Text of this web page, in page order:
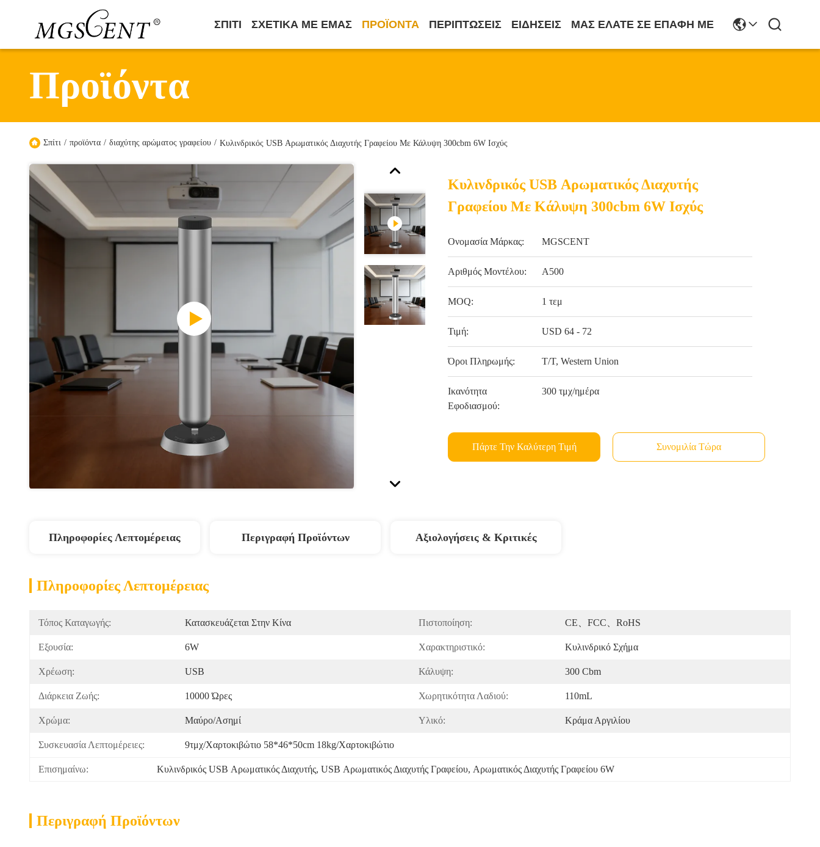
ΣΠΊΤΙ ΣΧΕΤΙΚΆ ΜΕ ΕΜΆΣ ΠΡΟΪΌΝΤΑ ΠΕΡΙΠΤΏΣΕΙΣ ΕΙΔΉΣΕΙΣ ΜΑΣ ΕΛΆΤΕ ΣΕ ΕΠΑΦΉ ΜΕ
Προϊόντα
Σπίτι / προϊόντα / διαχύτης αρώματος γραφείου / Κυλινδρικός USB Αρωματικός Διαχυτής Γραφείου Με Κάλυψη 300cbm 6W Ισχύς
Κυλινδρικός USB Αρωματικός Διαχυτής
Γραφείου Με Κάλυψη 300cbm 6W Ισχύς
Ονομασία Μάρκας: MGSCENT
Αριθμός Μοντέλου: Α500
MOQ: 1 τεμ
Τιμή: USD 64 - 72
Όροι Πληρωμής: T/T, Western Union
Ικανότητα
Εφοδιασμού:
300 τμχ/ημέρα
Πάρτε Την Καλύτερη Τιμή Συνομιλία Τώρα
Πληροφορίες Λεπτομέρειας Περιγραφή Προϊόντων Αξιολογήσεις & Κριτικές
Πληροφορίες Λεπτομέρειας
Τόπος Καταγωγής: Κατασκευάζεται Στην Κίνα Πιστοποίηση: CE、FCC、RoHS
Εξουσία: 6W Χαρακτηριστικό: Κυλινδρικό Σχήμα
Χρέωση: USB Κάλυψη: 300 Cbm
Διάρκεια Ζωής: 10000 Ώρες Χωρητικότητα Λαδιού: 110mL
Χρώμα: Μαύρο/Ασημί Υλικό: Κράμα Αργιλίου
Συσκευασία Λεπτομέρειες: 9τμχ/χαρτοκιβώτιο 58*46*50cm 18kg/χαρτοκιβώτιο
Επισημαίνω: Κυλινδρικός USB Αρωματικός Διαχυτής, USB Αρωματικός Διαχυτής Γραφείου, Αρωματικός Διαχυτής Γραφείου 6W
Περιγραφή Προϊόντων